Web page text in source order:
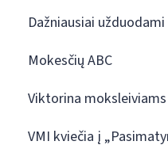
Dažniausiai
Mokesčių ABC
Viktorina moksleiviams
VMI kviečia į